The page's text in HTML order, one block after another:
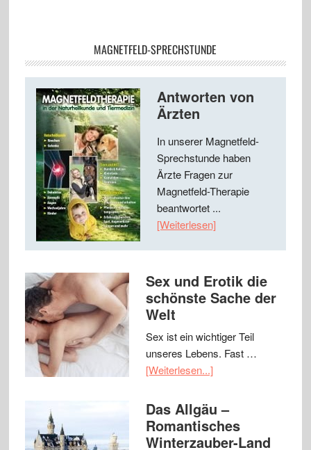
MAGNETFELD-SPRECHSTUNDE
Antworten von
Ärzten
In unserer Magnetfeld-
Sprechstunde haben
Ärzte Fragen zur
Magnetfeld-Therapie
beantwortet ...
[Weiterlesen]
Sex und Erotik die
schönste Sache der
Welt
Sex ist ein wichtiger Teil
unseres Lebens. Fast …
[Weiterlesen...]
Das Allgäu –
Romantisches
Winterzauber-Land